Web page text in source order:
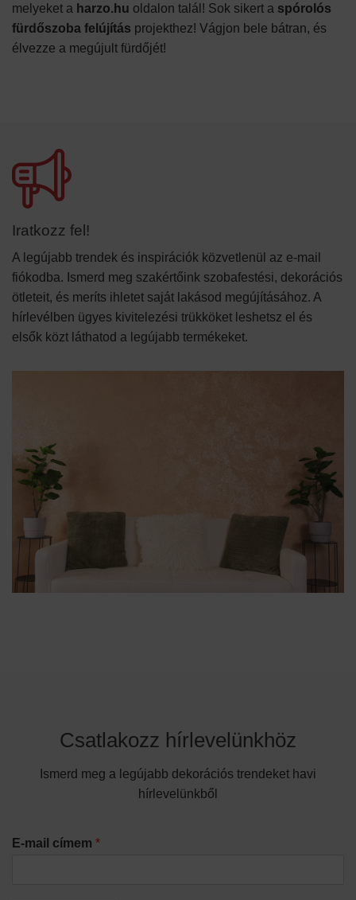
melyeket a harzo.hu oldalon talál! Sok sikert a spórolós
fürdőszoba felújítás projekthez! Vágjon bele bátran, és
élvezze a megújult fürdőjét!
Iratkozz fel!
A legújabb trendek és inspirációk közvetlenül az e-mail
fiókodba. Ismerd meg szakértőink szobafestési, dekorációs
ötleteit, és meríts ihletet saját lakásod megújításához. A
hírlevélben ügyes kivitelezési trükköket leshetsz el és
elsők közt láthatod a legújabb termékeket.
Csatlakozz hírlevelünkhöz
Ismerd meg a legújabb dekorációs trendeket havi
hírlevelünkből
E-mail címem *